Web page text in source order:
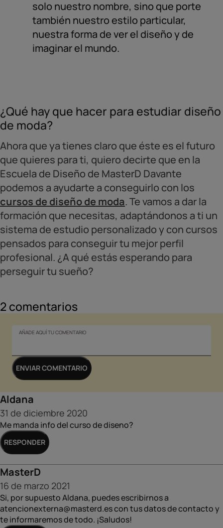
solo nuestro nombre, sino que porte
también nuestro estilo particular,
nuestra forma de ver el diseño y de
imaginar el mundo.
¿Qué hay que hacer para estudiar diseño
de moda?
Ahora que ya tienes claro que éste es el futuro
que quieres para ti, quiero decirte que en la
Escuela de Diseño de MasterD Davante
podemos a ayudarte a conseguirlo con los
cursos de diseño de moda. Te vamos a dar la
formación que necesitas, adaptándonos a ti un
sistema de estudio personalizado y con cursos
pensados para conseguir tu mejor perfil
profesional. ¿A qué estás esperando para
perseguir tu sueño?
2 comentarios
AÑADE AQUÍ TU COMENTARIO
ENVIAR COMENTARIO
Aldana
31 de diciembre 2020
Me manda info del curso de diseno?
AÑADE AQUÍ TU COMENTARIO
EMAIL
RESPONDER
MasterD
16 de marzo 2021
Si, por supuesto Aldana, puedes escribirnos a
atencionexterna@masterd.es con tus datos de contacto y
te informaremos de todo. ¡Saludos!